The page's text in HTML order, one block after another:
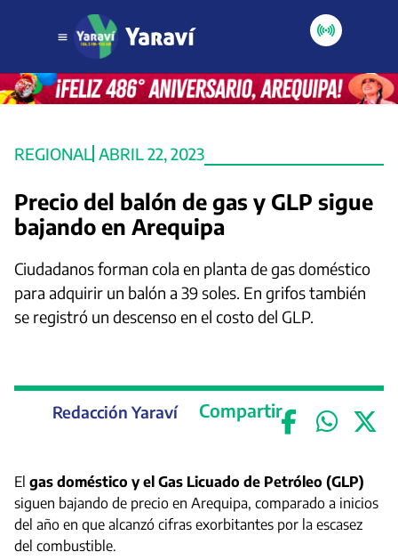
REGIONAL ABRIL 22, 2023
Precio del balón de gas y GLP sigue
bajando en Arequipa
Ciudadanos forman cola en planta de gas doméstico
para adquirir un balón a 39 soles. En grifos también
se registró un descenso en el costo del GLP.
Redacción Yaraví Compartir
El gas doméstico y el Gas Licuado de Petróleo (GLP)
siguen bajando de precio en Arequipa, comparado a inicios
del año en que alcanzó cifras exorbitantes por la escasez
del combustible.